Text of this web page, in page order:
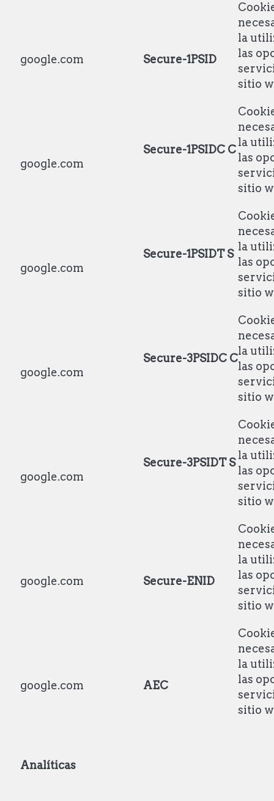
google.com Secure-1PSID
la
las
sitio
google.com
Secure-1PSIDC C
la
las
sitio
google.com
Secure-1PSIDTS
la
las
sitio
google.com
Secure-3PSIDC C
la
las
sitio
google.com
Secure-3PSIDTS
la
las
sitio
google.com Secure-ENID
la
las
sitio
google.com AEC
la
las
sitio
Analíticas